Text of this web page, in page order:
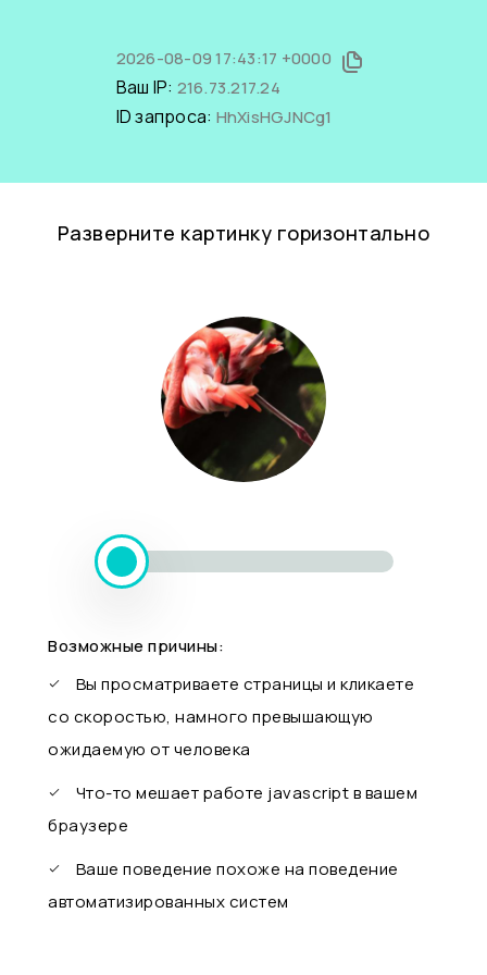
2026-08-09 17:43:17 +0000
Ваш IP: 216.73.217.24
ID запроса: HhXisHGJNCg1
Разверните картинку горизонтально
Возможные причины:
Вы просматриваете страницы и кликаете
со скоростью, намного превышающую
ожидаемую от человека
Что-то мешает работе javascript в вашем
браузере
Ваше поведение похоже на поведение
автоматизированных систем